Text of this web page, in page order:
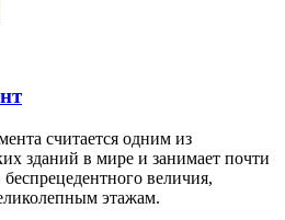
считается одним из
зданий в мире и занимает почти
величия,
этажам.